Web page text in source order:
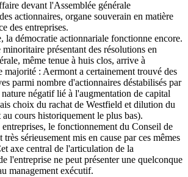
devant l'Assemblée générale
actionnaires, organe souverain en matière
des entreprises.
la démocratie actionnariale fonctionne encore.
présentant des résolutions en
même tenue à huis clos, arrive à
majorité : Aermont a certainement trouvé des
parmi nombre d'actionnaires déstabilisés par
négatif lié à l'augmentation de capital
choix du rachat de Westfield et dilution du
cours historiquement le plus bas).
entreprises, le fonctionnement du Conseil de
très sérieusement mis en cause par ces mêmes
axe central de l'articulation de la
l'entreprise ne peut présenter une quelconque
management exécutif.